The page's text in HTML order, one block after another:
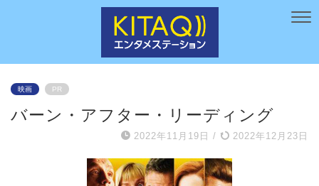
映画 PR
バーン・アフター・リーディング
2022年11月19日 / 2022年12月23日